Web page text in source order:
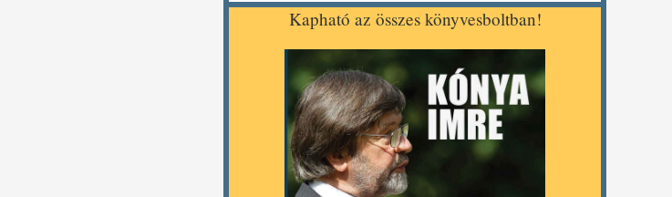
Kapható az összes könyvesboltban!